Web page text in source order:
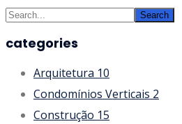
Search
categories
Arquitetura 10
Condomínios Verticais 2
Construção 15